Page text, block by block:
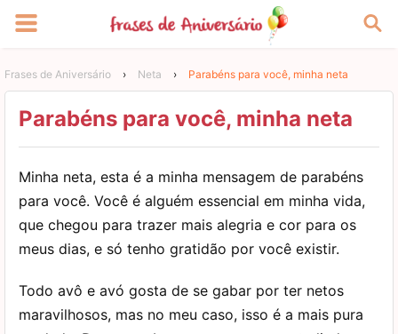
Frases de Aniversário › Neta › Parabéns para você, minha neta
Parabéns para você, minha neta
Minha neta, esta é a minha mensagem de parabéns
para você. Você é alguém essencial em minha vida,
que chegou para trazer mais alegria e cor para os
meus dias, e só tenho gratidão por você existir.
Todo avô e avó gosta de se gabar por ter netos
maravilhosos, mas no meu caso, isso é a mais pura